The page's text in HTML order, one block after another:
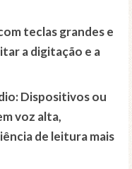
teclas grandes e
a digitação e a
: Dispositivos ou
voz alta,
de leitura mais